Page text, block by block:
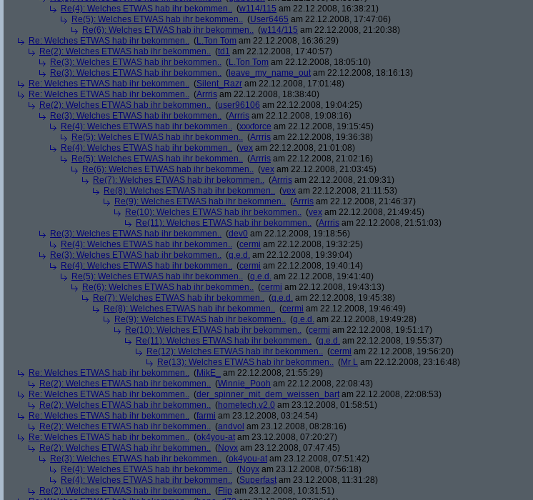
Re(4): Welches ETWAS hab ihr bekommen.. (w114/115 am 22.12.2008, 16:38:21)
Re(5): Welches ETWAS hab ihr bekommen.. (User6465 am 22.12.2008, 17:47:06)
Re(6): Welches ETWAS hab ihr bekommen.. (w114/115 am 22.12.2008, 21:20:38)
Re: Welches ETWAS hab ihr bekommen.. (L.Ton Tom am 22.12.2008, 16:36:29)
Re(2): Welches ETWAS hab ihr bekommen.. (td1 am 22.12.2008, 17:40:57)
Re(3): Welches ETWAS hab ihr bekommen.. (L.Ton Tom am 22.12.2008, 18:05:10)
Re(3): Welches ETWAS hab ihr bekommen.. ( leave_my_name_out am 22.12.2008, 18:16:13)
Re: Welches ETWAS hab ihr bekommen.. (Silent_Razr am 22.12.2008, 17:01:48)
Re: Welches ETWAS hab ihr bekommen.. (Arrris am 22.12.2008, 18:38:40)
Re(2): Welches ETWAS hab ihr bekommen.. (user96106 am 22.12.2008, 19:04:25)
Re(3): Welches ETWAS hab ihr bekommen.. (Arrris am 22.12.2008, 19:08:16)
Re(4): Welches ETWAS hab ihr bekommen.. (xxxforce am 22.12.2008, 19:15:45)
Re(5): Welches ETWAS hab ihr bekommen.. (Arrris am 22.12.2008, 19:36:38)
Re(4): Welches ETWAS hab ihr bekommen.. (vex am 22.12.2008, 21:01:08)
Re(5): Welches ETWAS hab ihr bekommen.. (Arrris am 22.12.2008, 21:02:16)
Re(6): Welches ETWAS hab ihr bekommen.. (vex am 22.12.2008, 21:03:45)
Re(7): Welches ETWAS hab ihr bekommen.. (Arrris am 22.12.2008, 21:09:31)
Re(8): Welches ETWAS hab ihr bekommen.. (vex am 22.12.2008, 21:11:53)
Re(9): Welches ETWAS hab ihr bekommen.. (Arrris am 22.12.2008, 21:46:37)
Re(10): Welches ETWAS hab ihr bekommen.. (vex am 22.12.2008, 21:49:45)
Re(11): Welches ETWAS hab ihr bekommen.. (Arrris am 22.12.2008, 21:51:03)
Re(3): Welches ETWAS hab ihr bekommen.. (dev0 am 22.12.2008, 19:18:56)
Re(4): Welches ETWAS hab ihr bekommen.. (cermi am 22.12.2008, 19:32:25)
Re(3): Welches ETWAS hab ihr bekommen.. (q.e.d. am 22.12.2008, 19:39:04)
Re(4): Welches ETWAS hab ihr bekommen.. (cermi am 22.12.2008, 19:40:14)
Re(5): Welches ETWAS hab ihr bekommen.. (q.e.d. am 22.12.2008, 19:41:40)
Re(6): Welches ETWAS hab ihr bekommen.. (cermi am 22.12.2008, 19:43:13)
Re(7): Welches ETWAS hab ihr bekommen.. (q.e.d. am 22.12.2008, 19:45:38)
Re(8): Welches ETWAS hab ihr bekommen.. (cermi am 22.12.2008, 19:46:49)
Re(9): Welches ETWAS hab ihr bekommen.. (q.e.d. am 22.12.2008, 19:49:28)
Re(10): Welches ETWAS hab ihr bekommen.. (cermi am 22.12.2008, 19:51:17)
Re(11): Welches ETWAS hab ihr bekommen.. (q.e.d. am 22.12.2008, 19:55:37)
Re(12): Welches ETWAS hab ihr bekommen.. (cermi am 22.12.2008, 19:56:20)
Re(13): Welches ETWAS hab ihr bekommen.. (Mr L am 22.12.2008, 23:16:48)
Re: Welches ETWAS hab ihr bekommen.. (MikE_
am 22.12.2008, 21:55:29)
Re(2): Welches ETWAS hab ihr bekommen.. (Winnie_Pooh am 22.12.2008, 22:08:43)
Re: Welches ETWAS hab ihr bekommen.. (der_spinner_mit_dem_weissen_bart am 22.12.2008, 22:08:53)
Re(2): Welches ETWAS hab ihr bekommen.. (hometech.v2.0 am 23.12.2008, 01:58:51)
Re: Welches ETWAS hab ihr bekommen.. (farmi am 23.12.2008, 03:24:54)
Re(2): Welches ETWAS hab ihr bekommen.. (andvol am 23.12.2008, 08:28:16)
Re: Welches ETWAS hab ihr bekommen.. (ok4you-at am 23.12.2008, 07:20:27)
Re(2): Welches ETWAS hab ihr bekommen.. (Noyx am 23.12.2008, 07:47:45)
Re(3): Welches ETWAS hab ihr bekommen.. (ok4you-at am 23.12.2008, 07:51:42)
Re(4): Welches ETWAS hab ihr bekommen.. (Noyx am 23.12.2008, 07:56:18)
Re(4): Welches ETWAS hab ihr bekommen.. (Superfast am 23.12.2008, 11:31:28)
Re(2): Welches ETWAS hab ihr bekommen.. (Flip am 23.12.2008, 10:31:51)